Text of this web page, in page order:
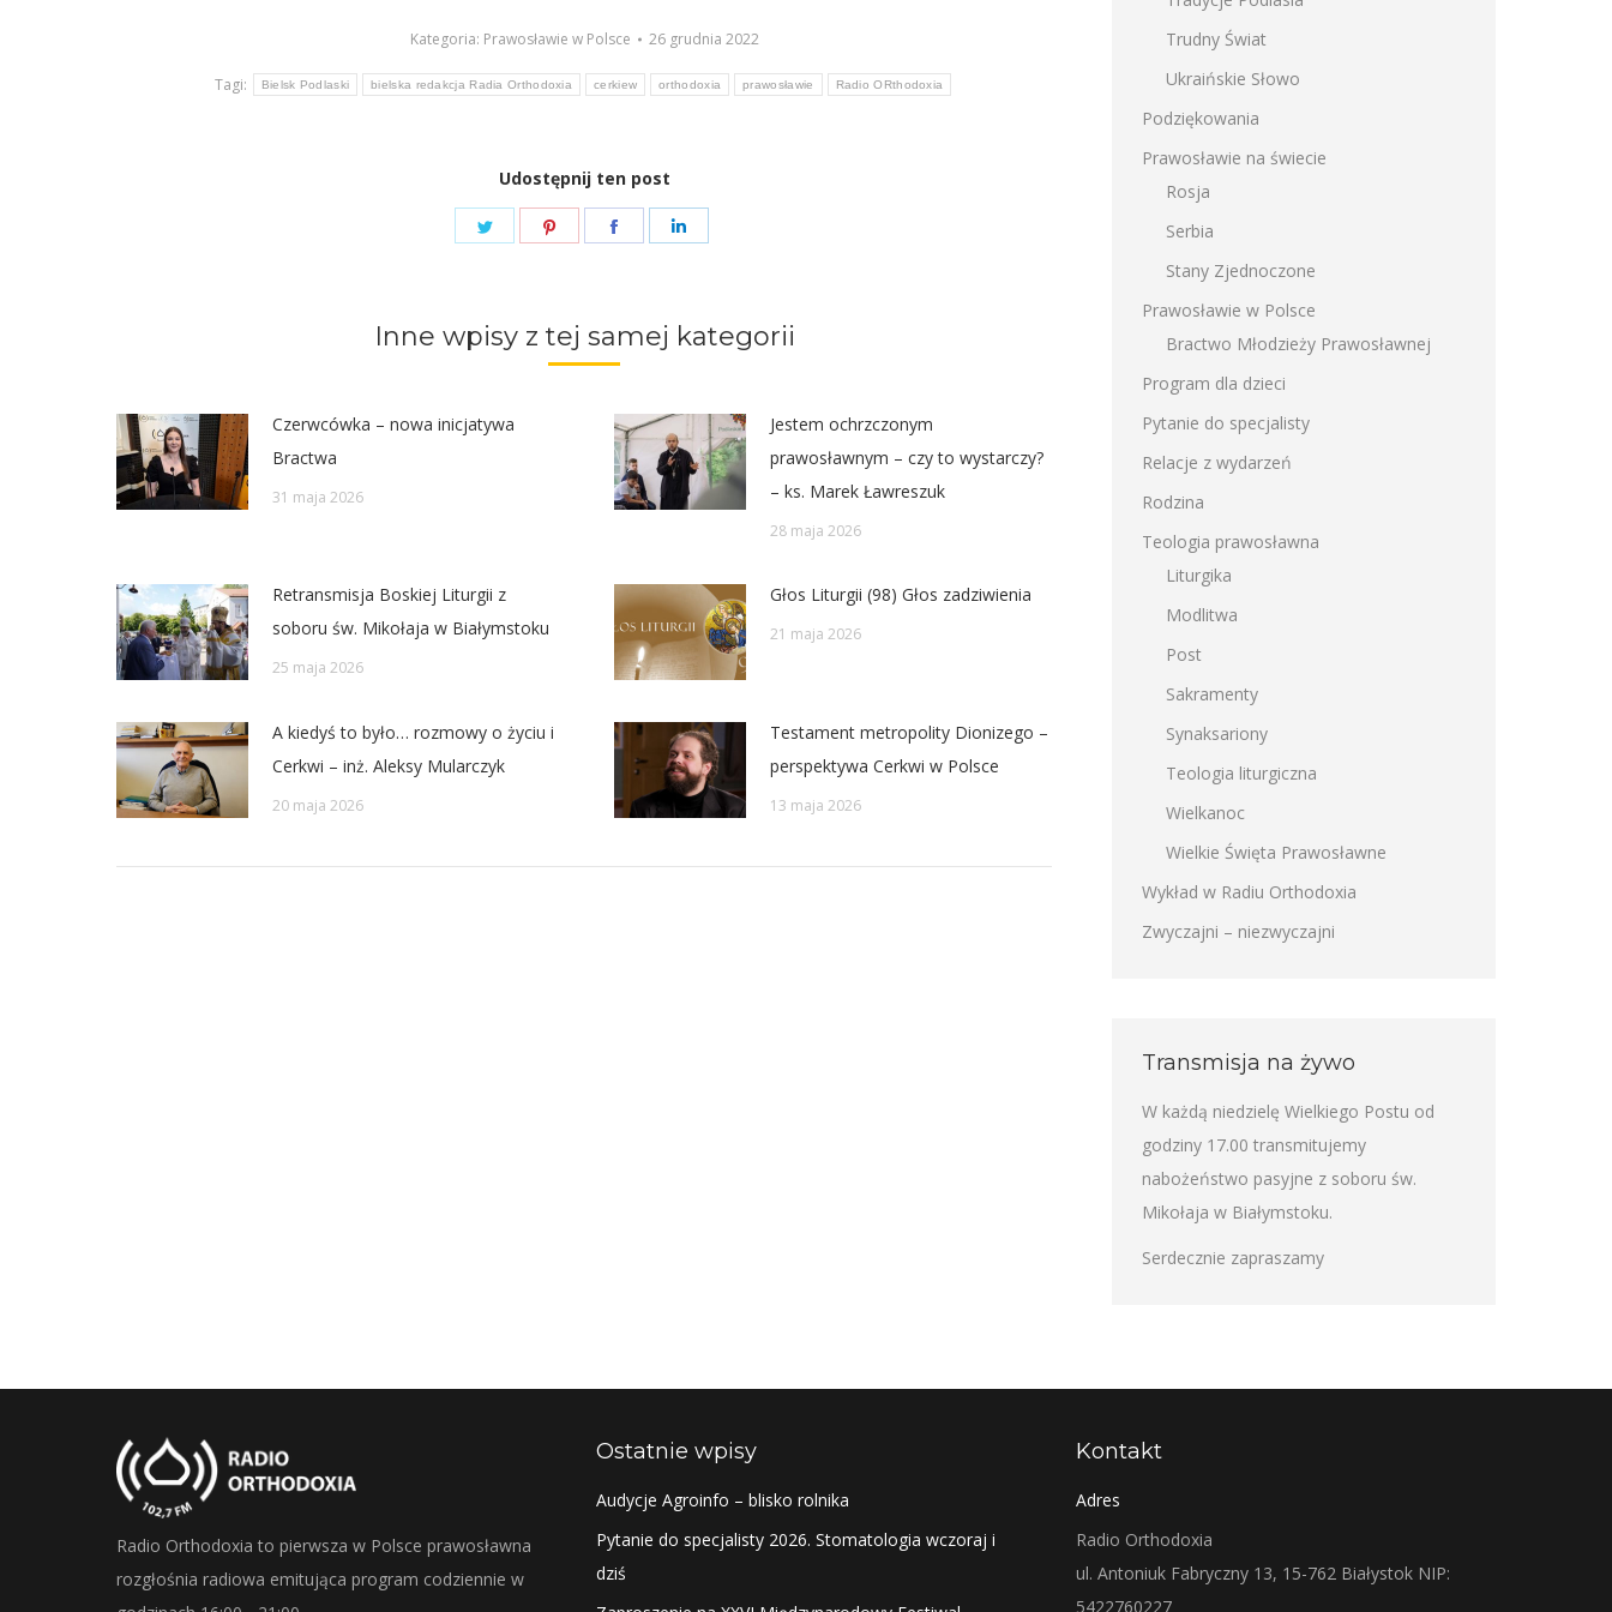
Kategoria: Prawosławie w Polsce 26 grudnia 2022
Tagi: Bielsk Podlaski bielska redakcja Radia Orthodoxia cerkiew orthodoxia prawosławie Radio ORthodoxia
Udostępnij ten post
Share
Share
Share
Inne wpisy z tej samej kategorii
Czerwcówka – nowa inicjatywa
Bractwa
31 maja 2026
Jestem ochrzczonym
prawosławnym – czy to wystarczy?
– ks. Marek Ławreszuk
28 maja 2026
Retransmisja Boskiej Liturgii z
soboru św. Mikołaja w Białymstoku
25 maja 2026
Głos Liturgii (98) Głos zadziwienia
21 maja 2026
A kiedyś to było… rozmowy o życiu i
Cerkwi – inż. Aleksy Mularczyk
20 maja 2026
Testament metropolity Dionizego –
perspektywa Cerkwi w Polsce
13 maja 2026
Trudny Świat
Ukraińskie Słowo
Podziękowania
Prawosławie na świecie
Rosja
Serbia
Stany Zjednoczone
Prawosławie w Polsce
Bractwo Młodzieży Prawosławnej
Program dla dzieci
Pytanie do specjalisty
Relacje z wydarzeń
Rodzina
Teologia prawosławna
Liturgika
Modlitwa
Post
Sakramenty
Synaksariony
Teologia liturgiczna
Wielkanoc
Wielkie Święta Prawosławne
Wykład w Radiu Orthodoxia
Zwyczajni – niezwyczajni
Transmisja na żywo
W każdą niedzielę Wielkiego Postu od
godziny 17.00 transmitujemy
nabożeństwo pasyjne z soboru św.
Mikołaja w Białymstoku.
Serdecznie zapraszamy
Radio Orthodoxia to pierwsza w Polsce prawosławna
rozgłośnia radiowa emitująca program codziennie w
Ostatnie wpisy
Audycje Agroinfo – blisko rolnika
Pytanie do specjalisty 2026. Stomatologia wczoraj i
dziś
Kontakt
Adres
Radio Orthodoxia
ul. Antoniuk Fabryczny 13, 15-762 Białystok NIP:
5422760227